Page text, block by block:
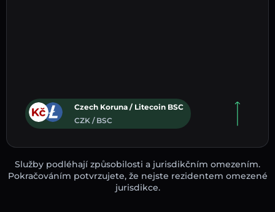
Czech Koruna / Litecoin BSC
CZK / BSC
Služby podléhají způsobilosti a jurisdikčním omezením.
Pokračováním potvrzujete, že nejste rezidentem omezené
jurisdikce.